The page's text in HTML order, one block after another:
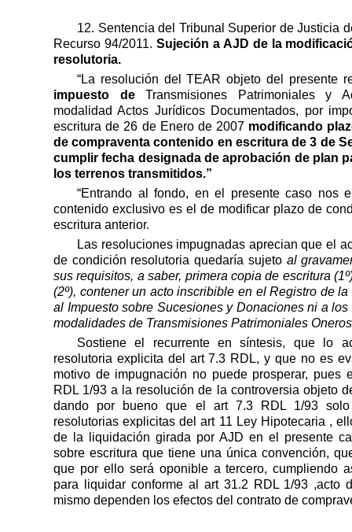
12. Sentencia del Tribunal Superior de Justicia
Recurso 94/2011. Sujeción a AJD de la
resolutoria.
“La resolución del TEAR objeto del presente
impuesto deTransmisiones Patrimoniales y
modalidad Actos Jurídicos Documentados, por
escritura de 26 de Enero de 2007 modificando
de compraventa contenido en escritura de 3 de
cumplir fecha designada de aprobación de plan
los terrenos transmitidos.”
“Entrando al fondo, en el presente caso nos
contenido exclusivo es el de modificar plazo de
escritura anterior.
Las resoluciones impugnadas aprecian que el
de condición resolutoria quedaría sujeto al
sus requisitos, a saber, primera copia de escritura
(2º), contener un acto inscribible en el Registro de
al Impuesto sobre Sucesiones y Donaciones ni a
modalidades de Transmisiones Patrimoniales
Sostiene el recurrente en síntesis, que lo
resolutoria explicita del art 7.3 RDL, y que no es
motivo de impugnación no puede prosperar, pues
RDL 1/93 a la resolución de la controversia objeto
dando por bueno que el art 7.3 RDL 1/93
resolutorias explicitas del art 11 Ley Hipotecaria ,
de la liquidación girada por AJD en el presente
sobre escritura que tiene una única convención,
que por ello será oponible a tercero, cumpliendo
para liquidar conforme al art 31.2 RDL 1/93 ,acto
mismo dependen los efectos del contrato de